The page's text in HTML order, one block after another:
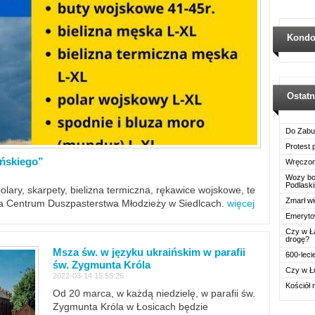
skarpety, bielizna termiczna, rękawice wojskowe, te
Duszpasterstwa Młodzieży w Siedlcach. więcej
Msza św. w języku ukraińskim w parafii
św. Zygmunta Króla
2022-03-14 15:55:26
Od 20 marca, w każdą niedzielę, w parafii św.
Zygmunta Króla w Łosicach będzie
Do
Protest
Wozy
Zmarł
Czy w
drogę?
600-
Czy w
Kościół